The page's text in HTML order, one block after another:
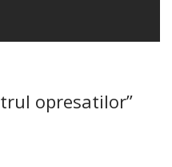
opresatilor”